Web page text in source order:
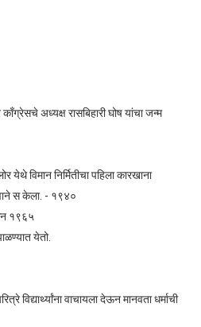
अध्यक्ष रासबिहारी घोष यांचा जन्म
येथे विमान निर्मितीचा पहिला कारखाना
स केला. - १९४०
१९६५
येतो.
विद्यार्थ्यांना वाचायला देऊन मानवता धर्माची